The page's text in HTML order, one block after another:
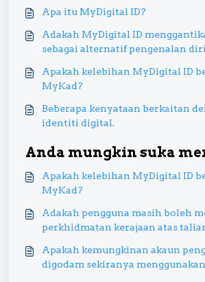
Apa itu MyDigital ID?
Adakah MyDigital ID
sebagai alternatif pengenalan
Apakah kelebihan MyDigital ID
MyKad?
Beberapa kenyataan berkaitan
identiti digital.
Anda mungkin suka
Apakah kelebihan MyDigital ID
MyKad?
Adakah pengguna masih boleh
perkhidmatan kerajaan atas
Apakah kemungkinan akaun
digodam sekiranya